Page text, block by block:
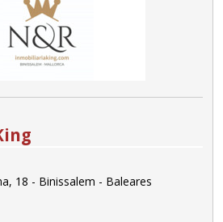
18 - Binissalem - Baleares